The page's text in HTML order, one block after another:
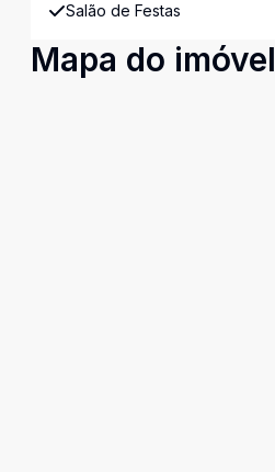
Salão de Festas
Mapa do imóvel